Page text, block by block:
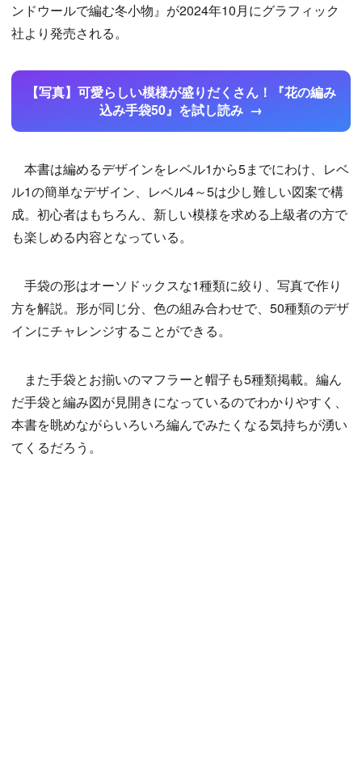
ンドウールで編む冬小物』が2024年10月にグラフィック
社より発売される。
【写真】可愛らしい模様が盛りだくさん！『花の編み
込み手袋50』を試し読み
本書は編めるデザインをレベル1から5までにわけ、レベ
ル1の簡単なデザイン、レベル4～5は少し難しい図案で構
成。初心者はもちろん、新しい模様を求める上級者の方で
も楽しめる内容となっている。
手袋の形はオーソドックスな1種類に絞り、写真で作り
方を解説。形が同じ分、色の組み合わせで、50種類のデザ
インにチャレンジすることができる。
また手袋とお揃いのマフラーと帽子も5種類掲載。編ん
だ手袋と編み図が見開きになっているのでわかりやすく、
本書を眺めながらいろいろ編んでみたくなる気持ちが湧い
てくるだろう。